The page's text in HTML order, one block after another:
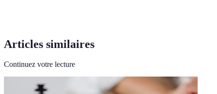
Articles similaires
Continuez votre lecture